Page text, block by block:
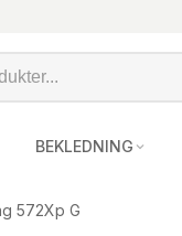
BEKLEDNING
572Xp G